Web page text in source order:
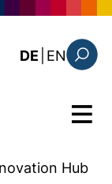
DE EN: the
Menü
Hub